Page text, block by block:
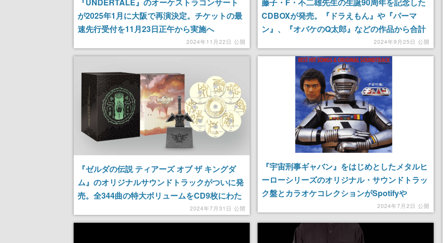
が2025年1月に大阪で再演決定。チケットの最
速先行受付を11月23日正午から実施へ
2024年11月22日 公開
CDBOXが発売。『ドラえもん』や『パーマ
ン』、『オバケのQ太郎』などの作品から合計
255曲も収録した全12枚組のCD2024年9月25日 公開
『ゼルダの伝説 ティアーズ オブ ザ キングダ
ム』のオリジナルサウンドトラックがついに発
売。全344曲の特大ボリュームをCD9枚にわた
り収録、初回限定盤にはハイレゾ音源を収めた
「マスターソード型オリジナルUSB」もついて
2024年7月31日 公開
『宇宙刑事ギャバン』をはじめとしたメタルヒ
ーローシリーズのオリジナル・サウンドトラッ
ク盤とカラオケコレクションがSpotifyや
iTunesなどの音楽系サブスクで配信開始
2024年7月2日 公開